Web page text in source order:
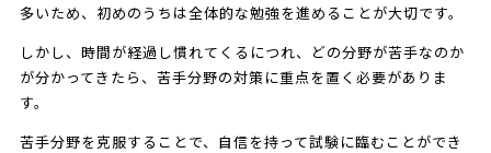
多いため、初めのうちは全体的な勉強を進めることが大切です。
しかし、時間が経過し慣れてくるにつれ、どの分野が苦手なのか
が分かってきたら、苦手分野の対策に重点を置く必要がありま
す。
苦手分野を克服することで、自信を持って試験に臨むことができ